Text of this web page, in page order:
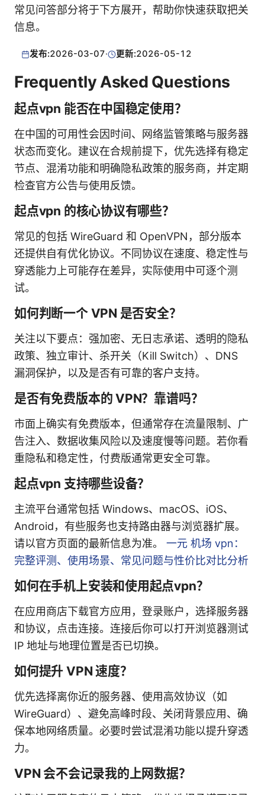
常见问答部分将于下方展开，帮助你快速获取把关
信息。
发布:2026-03-07· 更新:2026-05-12
Frequently Asked Questions
起点vpn 能否在中国稳定使用？
在中国的可用性会因时间、网络监管策略与服务器
状态而变化。建议在合规前提下，优先选择有稳定
节点、混淆功能和明确隐私政策的服务商，并定期
检查官方公告与使用反馈。
起点vpn 的核心协议有哪些？
常见的包括 WireGuard 和 OpenVPN，部分版本
还提供自有优化协议。不同协议在速度、稳定性与
穿透能力上可能存在差异，实际使用中可逐个测
试。
如何判断一个 VPN 是否安全？
关注以下要点：强加密、无日志承诺、透明的隐私
政策、独立审计、杀开关（Kill Switch）、DNS
漏洞保护，以及是否有可靠的客户支持。
是否有免费版本的 VPN？靠谱吗？
市面上确实有免费版本，但通常存在流量限制、广
告注入、数据收集风险以及速度慢等问题。若你看
重隐私和稳定性，付费版通常更安全可靠。
起点vpn 支持哪些设备？
主流平台通常包括 Windows、macOS、iOS、
Android，有些服务也支持路由器与浏览器扩展。
请以官方页面的最新信息为准。 一元 机场 vpn：
完整评测、使用场景、常见问题与性价比对比分析
如何在手机上安装和使用起点vpn？
在应用商店下载官方应用，登录账户，选择服务器
和协议，点击连接。连接后你可以打开浏览器测试
IP 地址与地理位置是否已切换。
如何提升 VPN 速度？
优先选择离你近的服务器、使用高效协议（如
WireGuard）、避免高峰时段、关闭背景应用、确
保本地网络质量。必要时尝试混淆功能以提升穿透
力。
VPN 会不会记录我的上网数据？